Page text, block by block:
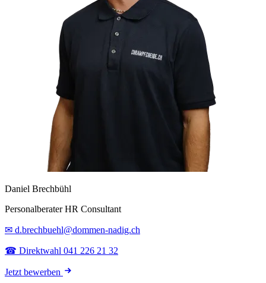
Daniel Brechbühl
Personalberater HR Consultant
✉ d.brechbuehl@dommen-nadig.ch
☎ Direktwahl 041 226 21 32
Jetzt bewerben